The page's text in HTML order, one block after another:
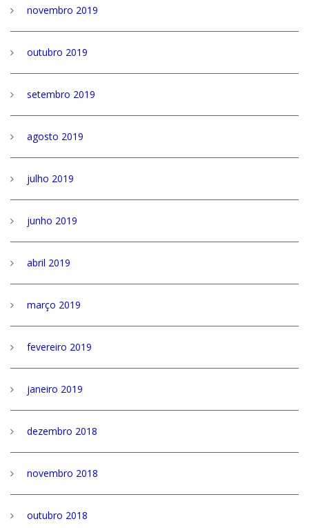
novembro 2019
outubro 2019
setembro 2019
agosto 2019
julho 2019
junho 2019
abril 2019
março 2019
fevereiro 2019
janeiro 2019
dezembro 2018
novembro 2018
outubro 2018